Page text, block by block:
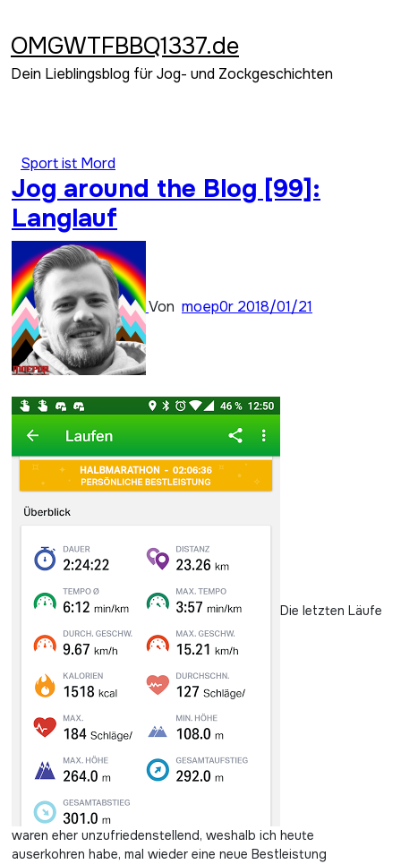
springen
OMGWTFBBQ1337.de
Dein Lieblingsblog für Jog- und Zockgeschichten
Sport ist Mord
Jog around the Blog [99]:
Langlauf
Von moep0r 2018/01/21
Die letzten Läufe
waren eher unzufriedenstellend, weshalb ich heute
auserkohren habe, mal wieder eine neue Bestleistung